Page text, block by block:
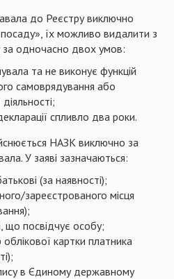
до Реєстру виключно
їх можливо видалити з
за одночасно двох умов:
та не виконує функцій
самоврядування або
спливло два роки.
НАЗК виключно за
У заяві зазначаються:
(за наявності);
зареєстрованого місця
що посвідчує особу;
картки платника
в Єдиному державному